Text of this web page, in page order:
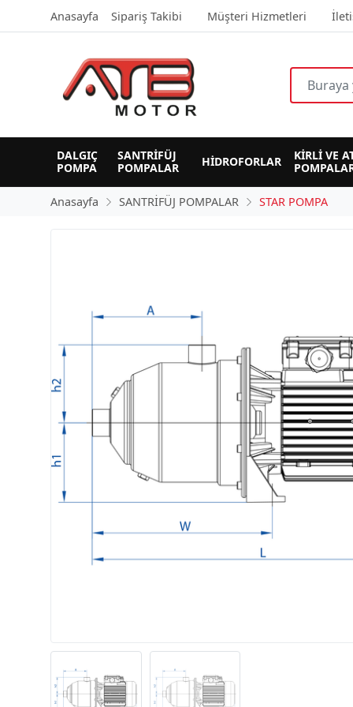
Anasayfa Sipariş Takibi Müşteri Hizmetleri
DALGIÇ
POMPA
SANTRİFÜJ
POMPALAR
HİDROFORLAR
KİRLİ VE
Anasayfa SANTRİFÜJ POMPALAR STAR POMPA